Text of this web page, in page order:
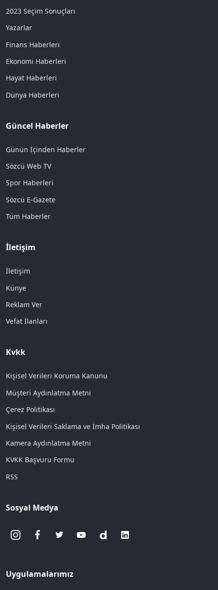
2023 Seçim Sonuçları
Yazarlar
Finans Haberleri
Ekonomi Haberleri
Hayat Haberleri
Dünya Haberleri
Güncel Haberler
Günün İçinden Haberler
Sözcü Web TV
Spor Haberleri
Sözcü E-Gazete
Tüm Haberler
İletişim
İletişim
Künye
Reklam Ver
Vefat İlanları
Kvkk
Kişisel Verileri Koruma Kanunu
Müşteri Aydınlatma Metni
Çerez Politikası
Kişisel Verileri Saklama ve İmha Politikası
Kamera Aydınlatma Metni
KVKK Başvuru Formu
RSS
Sosyal Medya
Uygulamalarımız